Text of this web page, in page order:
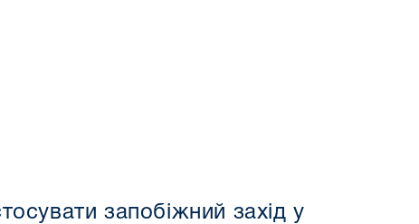
запобіжний захід у